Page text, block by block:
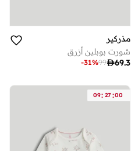
مذركير
شورت بوبلين أزرق
69.3
99
-31%
09: 27 :00